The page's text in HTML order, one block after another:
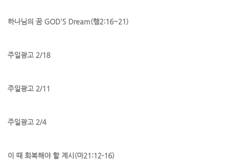
하나님의 꿈 GOD'S Dream(행2:16~21)
주일광고 2/18
주일광고 2/11
주일광고 2/4
이 때 회복해야 할 계시(마21:12-16)